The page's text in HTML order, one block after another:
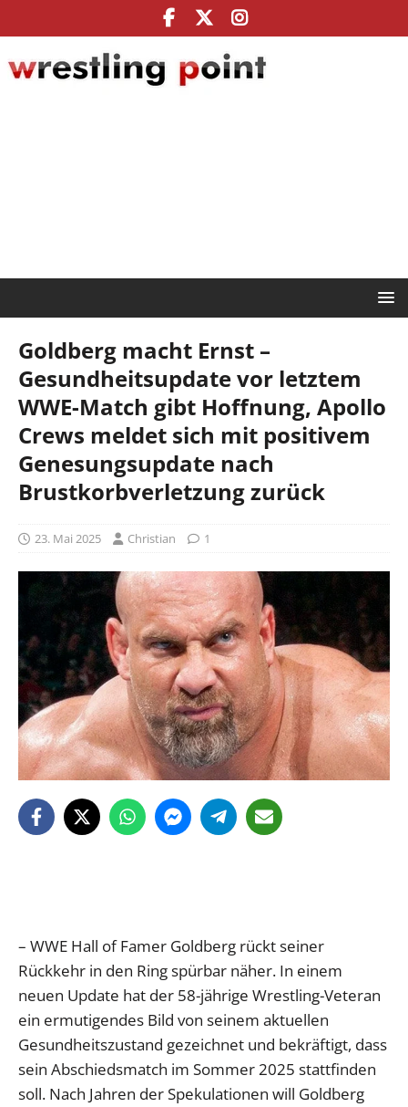
Goldberg macht Ernst –
Gesundheitsupdate vor letztem
WWE-Match gibt Hoffnung, Apollo
Crews meldet sich mit positivem
Genesungsupdate nach
Brustkorbverletzung zurück
23. Mai 2025 Christian 1
– WWE Hall of Famer Goldberg rückt seiner
Rückkehr in den Ring spürbar näher. In einem
neuen Update hat der 58-jährige Wrestling-Veteran
ein ermutigendes Bild von seinem aktuellen
Gesundheitszustand gezeichnet und bekräftigt, dass
sein Abschiedsmatch im Sommer 2025 stattfinden
soll. Nach Jahren der Spekulationen will Goldberg